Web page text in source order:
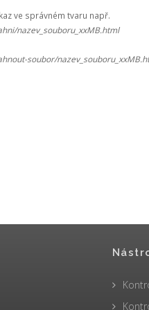
ve správném tvaru např.
nazev_souboru_xxMB.html
soubor/